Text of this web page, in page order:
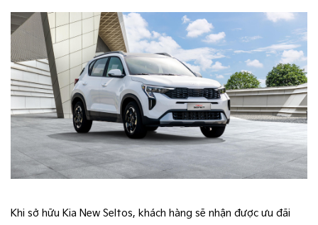
Khi sở hữu Kia New Seltos, khách hàng sẽ nhận được ưu đãi